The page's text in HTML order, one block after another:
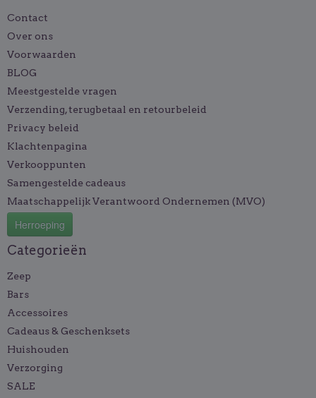
Contact
Over ons
Voorwaarden
BLOG
Meestgestelde vragen
Verzending, terugbetaal en retourbeleid
Privacy beleid
Klachtenpagina
Verkooppunten
Samengestelde cadeaus
Maatschappelijk Verantwoord Ondernemen (MVO)
Herroeping
Categorieën
Zeep
Bars
Accessoires
Cadeaus & Geschenksets
Huishouden
Verzorging
SALE